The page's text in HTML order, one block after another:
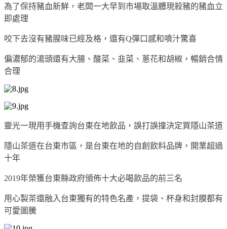
為了保持豬血新鮮，老闆一大早到市場取溫體現殺豬的豬血立
即處理
咬下去沒有豬腥味已經及格，還有Q彈口感和噴汁驚喜
偏濃郁的湯頭還有大腸、酸菜、韭菜、蔥花和胡椒，暢銷合情
合理
靈光一現用手機查詢台東在地飲品，誤打誤撞決定買隱山茶道
隱山茶道在台東市區，是台東在地的自創飲料品牌，開業超過
十年
2019年榮獲台東縣政府頒佈十大必喝飲品的前三名
用心製茶還融入台東獨有的特色名產，提袋、杯身和封膜都有
可愛圖騰